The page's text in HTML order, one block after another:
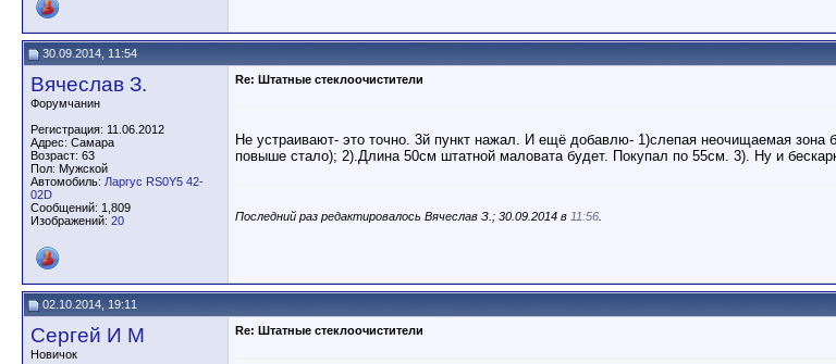
30.09.2014, 11:54
Вячеслав З.
Форумчанин
Регистрация: 11.06.2012
Адрес: Самара
Возраст: 63
Пол: Мужской
Автомобиль: Ларгус RS0Y5 42-
02D
Сообщений: 1,809
Изображений: 20
Re: Штатные стеклоочистители
Не устраивают- это точно. 3й пункт нажал. И ещё добавлю- 1)слепая неочищаемая
повыше стало); 2).Длина 50см штатной маловата будет. Покупал по 55см. 3). Ну и
Последний раз редактировалось Вячеслав З.; 30.09.2014 в 11:56
02.10.2014, 19:11
Сергей И М
Новичок
Re: Штатные стеклоочистители